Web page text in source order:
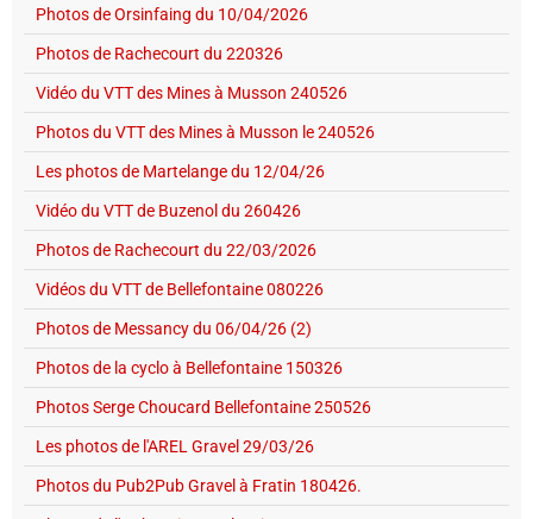
Photos de Orsinfaing du 10/04/2026
Photos de Rachecourt du 220326
Vidéo du VTT des Mines à Musson 240526
Photos du VTT des Mines à Musson le 240526
Les photos de Martelange du 12/04/26
Vidéo du VTT de Buzenol du 260426
Photos de Rachecourt du 22/03/2026
Vidéos du VTT de Bellefontaine 080226
Photos de Messancy du 06/04/26 (2)
Photos de la cyclo à Bellefontaine 150326
Photos Serge Choucard Bellefontaine 250526
Les photos de l'AREL Gravel 29/03/26
Photos du Pub2Pub Gravel à Fratin 180426.